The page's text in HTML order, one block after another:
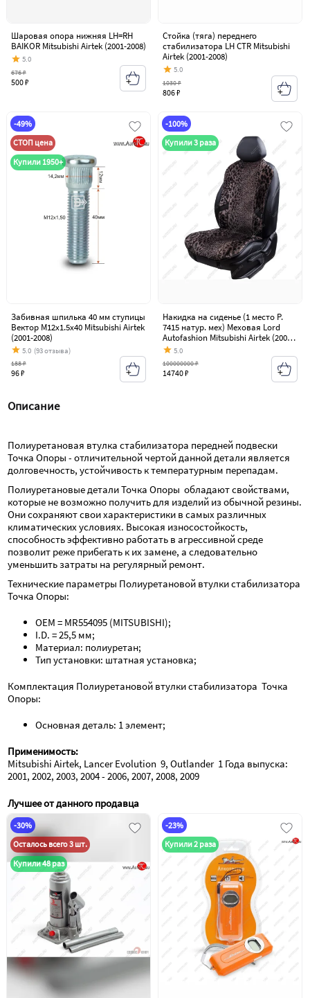
Шаровая опора нижняя LH=RH
BAIKOR Mitsubishi Airtek (2001-2008)
5.0
500 ₽
676 ₽
Стойка (тяга) переднего
стабилизатора LH CTR Mitsubishi
Airtek (2001-2008)
5.0
806 ₽
1030 ₽
-49%
СТОП цена
Купили 1950+
Забивная шпилька 40 мм ступицы
Вектор M12x1.5x40 Mitsubishi Airtek
(2001-2008)
5.0 (93 отзыва)
96 ₽
188 ₽
-100%
Купили 3 раза
Накидка на сиденье (1 место Р.
7415 натур. мех) Меховая Lord
Autofashion Mitsubishi Airtek (2001-
2008)
5.0
14740 ₽
100000000 ₽
Описание
Полиуретановая втулка стабилизатора передней подвески
Точка Опоры - отличительной чертой данной детали является
долговечность, устойчивость к температурным перепадам.
Полиуретановые детали Точка Опоры  обладают свойствами,
которые не возможно получить для изделий из обычной резины.
Они сохраняют свои характеристики в самых различных
климатических условиях. Высокая износостойкость,
способность эффективно работать в агрессивной среде
позволит реже прибегать к их замене, а следовательно
уменьшить затраты на регулярный ремонт.
Технические параметры Полиуретановой втулки стабилизатора
Точка Опоры:
OEM = MR554095 (MITSUBISHI);
I.D. = 25,5 мм;
Материал: полиуретан;
Тип установки: штатная установка;
Комплектация Полиуретановой втулки стабилизатора  Точка
Опоры:
Основная деталь: 1 элемент;
Применимость:
Mitsubishi Airtek, Lancer Evolution  9, Outlander  1 Года выпуска:
2001, 2002, 2003, 2004 - 2006, 2007, 2008, 2009
Лучшее от данного продавца
-30%
Осталось всего 3 шт.
Купили 48 раз
-23%
Купили 2 раза